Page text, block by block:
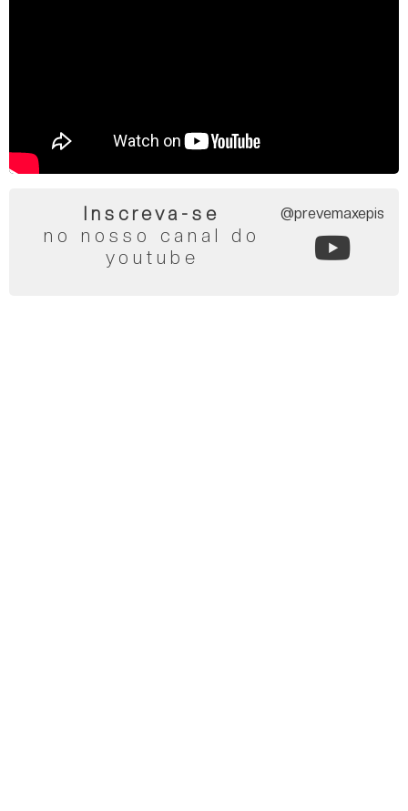
Inscreva-se
no nosso canal do
youtube
@prevemaxepis